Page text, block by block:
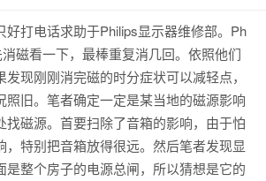
打电话求助于Philips显示器维修部。Ph
磁看一下，最棒重复消几回。依照他们
现刚刚消完磁的时分症状可以减轻点，
照旧。笔者确定一定是某当地的磁源影响
找磁源。首要扫除了音箱的影响，由于怕
，特别把音箱放得很远。然后笔者发现显
是整个房子的电源总闸，所以猜想是它的